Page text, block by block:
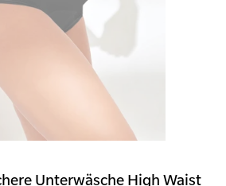
Unterwäsche High Waist